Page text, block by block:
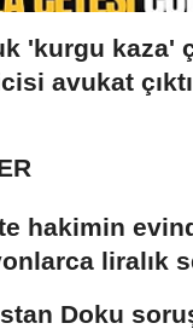
'kurgu kaza'
avukat çıktı
hakimin
liralık
Doku